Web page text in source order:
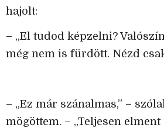
hajolt:
– „El tudod képzelni?
még nem is fürdött. Nézd
– „Ez már szánalmas,” –
mögöttem. – „Teljesen elment